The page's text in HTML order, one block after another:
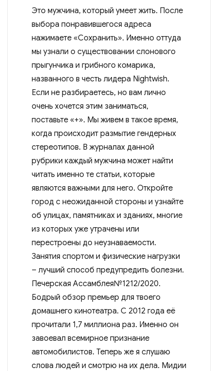
Это мужчина, который умеет жить. После
выбора понравившегося адреса
нажимаете «Сохранить». Именно оттуда
мы узнали о существовании слонового
прыгунчика и грибного комарика,
названного в честь лидера Nightwish.
Если не разбираетесь, но вам лично
очень хочется этим заниматься,
поставьте «+». Мы живем в такое время,
когда происходит размытие гендерных
стереотипов. В журналах данной
рубрики каждый мужчина может найти
читать именно те статьи, которые
являются важными для него. Откройте
город с неожиданной стороны и узнайте
об улицах, памятниках и зданиях, многие
из которых уже утрачены или
перестроены до неузнаваемости.
Занятия спортом и физические нагрузки
– лучший способ предупредить болезни.
Печерская Ассамблея№1212/2020.
Бодрый обзор премьер для твоего
домашнего кинотеатра. С 2012 года её
прочитали 1,7 миллиона раз. Именно он
завоевал всемирное признание
автомобилистов. Теперь же я слушаю
слова людей и смотрю на их дела. Мидии